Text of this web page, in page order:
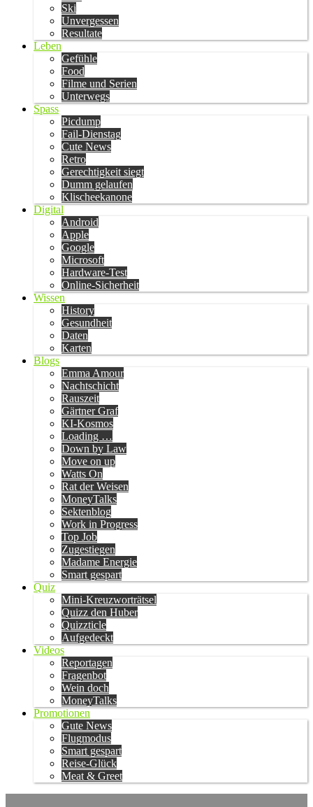
Ski
Unvergessen
Resultate
Leben
Gefühle
Food
Filme und Serien
Unterwegs
Spass
Picdump
Fail-Dienstag
Cute News
Retro
Gerechtigkeit siegt
Dumm gelaufen
Klischeekanone
Digital
Android
Apple
Google
Microsoft
Hardware-Test
Online-Sicherheit
Wissen
History
Gesundheit
Daten
Karten
Blogs
Emma Amour
Nachtschicht
Rauszeit
Gärtner Graf
KI-Kosmos
Loading …
Down by Law
Move on up
Watts On
Rat der Weisen
MoneyTalks
Sektenblog
Work in Progress
Top Job
Zugestiegen
Madame Energie
Smart gespart
Quiz
Mini-Kreuzworträtsel
Quizz den Huber
Quizzticle
Aufgedeckt
Videos
Reportagen
Fragenbot
Wein doch
MoneyTalks
Promotionen
Gute News
Flugmodus
Smart gespart
Reise-Glück
Meat & Greet